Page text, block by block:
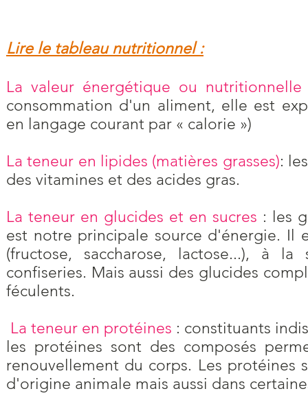
Lire le tableau nutritionnel :
La valeur énergétique ou nutritionnelle
consommation d'un aliment, elle est
en langage courant par « calorie »)
La teneur en lipides (matières grasses):
des vitamines et des acides gras.
La teneur en glucides et en sucres : les
est notre principale source d'énergie. Il
(fructose, saccharose, lactose...), à
confiseries. Mais aussi des glucides
féculents.
La teneur en protéines : constituants
les protéines sont des composés
renouvellement du corps. Les protéines
d'origine animale mais aussi dans